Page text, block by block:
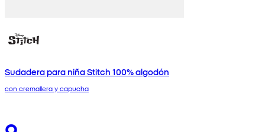
Sudadera para niña Stitch 100% algodón
con cremallera y capucha